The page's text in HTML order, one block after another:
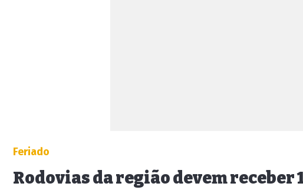
Feriado
Rodovias da região devem